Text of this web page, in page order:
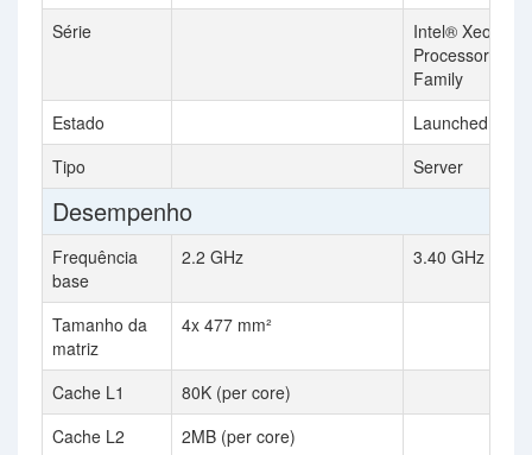
Série
Intel® Xeon®
Processor E5
Family
Estado
Launched
Tipo
Server
Desempenho
Frequência
base
2.2 GHz 3.40 GHz
Tamanho da
matriz
4x 477 mm²
Cache L1
80K (per core)
Cache L2
2MB (per core)